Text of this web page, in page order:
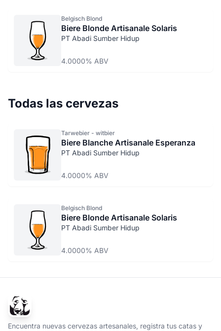
Belgisch Blond
Biere Blonde Artisanale Solaris
PT Abadi Sumber Hidup
4.0000% ABV
Todas las cervezas
Tarwebier - witbier
Biere Blanche Artisanale Esperanza
PT Abadi Sumber Hidup
4.0000% ABV
Belgisch Blond
Biere Blonde Artisanale Solaris
PT Abadi Sumber Hidup
4.0000% ABV
Encuentra nuevas cervezas artesanales, registra tus catas y